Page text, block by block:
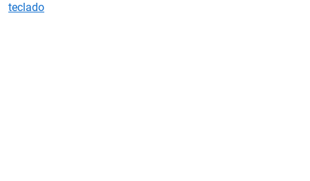
teclado